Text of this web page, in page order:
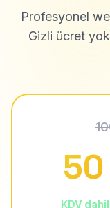
Profesyonel
Gizli ücret
50
KDV